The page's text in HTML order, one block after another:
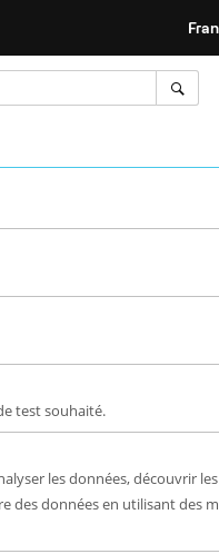
test souhaité.
les données, découvrir
des données en utilisant des